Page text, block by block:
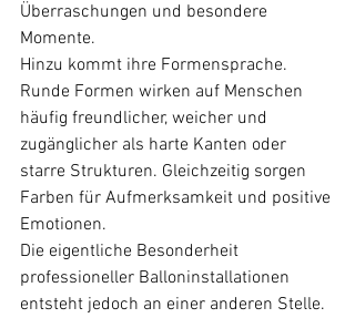
Überraschungen und besondere
Momente.
Hinzu kommt ihre Formensprache.
Runde Formen wirken auf Menschen
häufig freundlicher, weicher und
zugänglicher als harte Kanten oder
starre Strukturen. Gleichzeitig sorgen
Farben für Aufmerksamkeit und positive
Emotionen.
Die eigentliche Besonderheit
professioneller Balloninstallationen
entsteht jedoch an einer anderen Stelle.